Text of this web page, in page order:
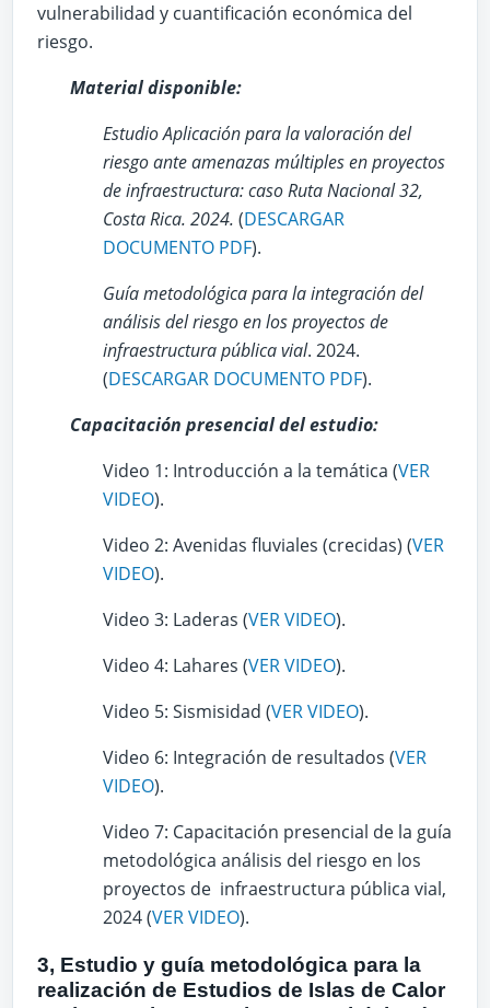
vulnerabilidad y cuantificación económica del
riesgo.
Material disponible:
Estudio Aplicación para la valoración del
riesgo ante amenazas múltiples en proyectos
de infraestructura: caso Ruta Nacional 32,
Costa Rica. 2024. (DESCARGAR
DOCUMENTO PDF).
Guía metodológica para la integración del
análisis del riesgo en los proyectos de
infraestructura pública vial. 2024.
(DESCARGAR DOCUMENTO PDF).
Capacitación presencial del estudio:
Video 1: Introducción a la temática (VER
VIDEO).
Video 2: Avenidas fluviales (crecidas) (VER
VIDEO).
Video 3: Laderas (VER VIDEO).
Video 4: Lahares (VER VIDEO).
Video 5: Sismisidad (VER VIDEO).
Video 6: Integración de resultados (VER
VIDEO).
Video 7: Capacitación presencial de la guía
metodológica análisis del riesgo en los
proyectos de infraestructura pública vial,
2024 (VER VIDEO).
3, Estudio y guía metodológica para la
realización de Estudios de Islas de Calor